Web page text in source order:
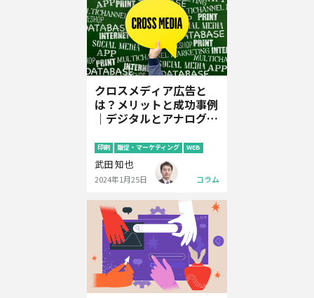
クロスメディア広告と
は？メリットと成功事例
｜デジタルとアナログの
印刷 販促・マーケティング WEB
武田 知也
2024年1月25日 コラム